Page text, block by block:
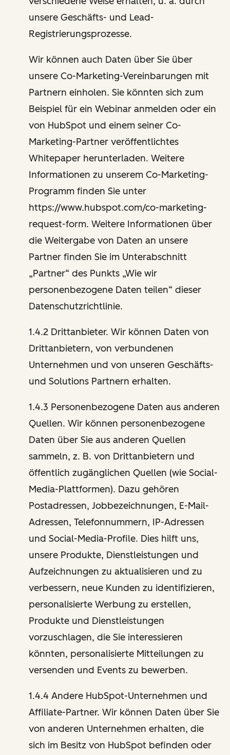
unsere Geschäfts- und Lead-
Registrierungsprozesse.
Wir können auch Daten über Sie über
unsere Co-Marketing-Vereinbarungen mit
Partnern einholen. Sie könnten sich zum
Beispiel für ein Webinar anmelden oder ein
von HubSpot und einem seiner Co-
Marketing-Partner veröffentlichtes
Whitepaper herunterladen. Weitere
Informationen zu unserem Co-Marketing-
Programm finden Sie unter
https://www.hubspot.com/co-marketing-
request-form. Weitere Informationen über
die Weitergabe von Daten an unsere
Partner finden Sie im Unterabschnitt
„Partner“ des Punkts „Wie wir
personenbezogene Daten teilen“ dieser
Datenschutzrichtlinie.
1.4.2 Drittanbieter. Wir können Daten von
Drittanbietern, von verbundenen
Unternehmen und von unseren Geschäfts-
und Solutions Partnern erhalten.
1.4.3 Personenbezogene Daten aus anderen
Quellen. Wir können personenbezogene
Daten über Sie aus anderen Quellen
sammeln, z. B. von Drittanbietern und
öffentlich zugänglichen Quellen (wie Social-
Media-Plattformen). Dazu gehören
Postadressen, Jobbezeichnungen, E-Mail-
Adressen, Telefonnummern, IP-Adressen
und Social-Media-Profile. Dies hilft uns,
unsere Produkte, Dienstleistungen und
Aufzeichnungen zu aktualisieren und zu
verbessern, neue Kunden zu identifizieren,
personalisierte Werbung zu erstellen,
Produkte und Dienstleistungen
vorzuschlagen, die Sie interessieren
könnten, personalisierte Mitteilungen zu
versenden und Events zu bewerben.
1.4.4 Andere HubSpot-Unternehmen und
Affiliate-Partner. Wir können Daten über Sie
von anderen Unternehmen erhalten, die
sich im Besitz von HubSpot befinden oder